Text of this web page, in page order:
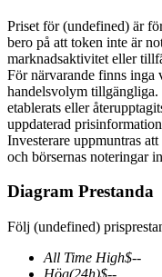
USDT Futures
Futures med USDT
Priset för (undefined) är
bero på att token inte är
marknadsaktivitet eller
För närvarande finns inga
handelsvolym tillgängliga.
etablerats eller
uppdaterad
Investerare uppmuntras
och börsernas noteringar
Diagram Prestanda
Följ (undefined)
All Time High$--